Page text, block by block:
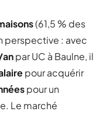
(61,5 % des
perspective : avec
par UC à Baulne, il
pour acquérir
pour un
Le marché